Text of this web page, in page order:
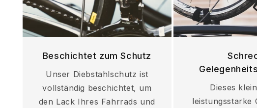
Beschichtet zum Schutz
Unser Diebstahlschutz ist
vollständig beschichtet, um
den Lack Ihres Fahrrads und
Dieses
leistungsstarke